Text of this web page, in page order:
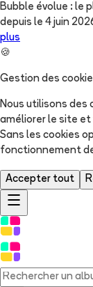
Bubble évolue : le
depuis le 4 juin
plus
🍪
Gestion des
Nous utilisons des
améliorer le site et
Sans les cookies
fonctionnement
Accepter tout